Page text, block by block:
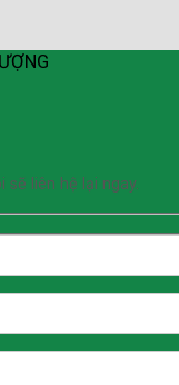
liên hệ lại ngay.